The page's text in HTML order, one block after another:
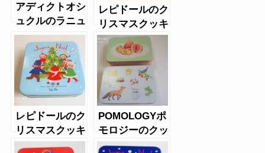
アディクトオシ
ュクルのラニュ
イドノエル缶
レピドールのク
リスマスクッキ
ー2016年
レピドールのク
リスマスクッキ
ー缶2019
POMOLOGYポ
モロジーのクッ
キーボックス